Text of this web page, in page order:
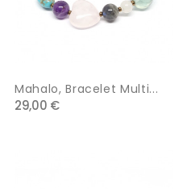
Mahalo, Bracelet Multi...
29,00 €